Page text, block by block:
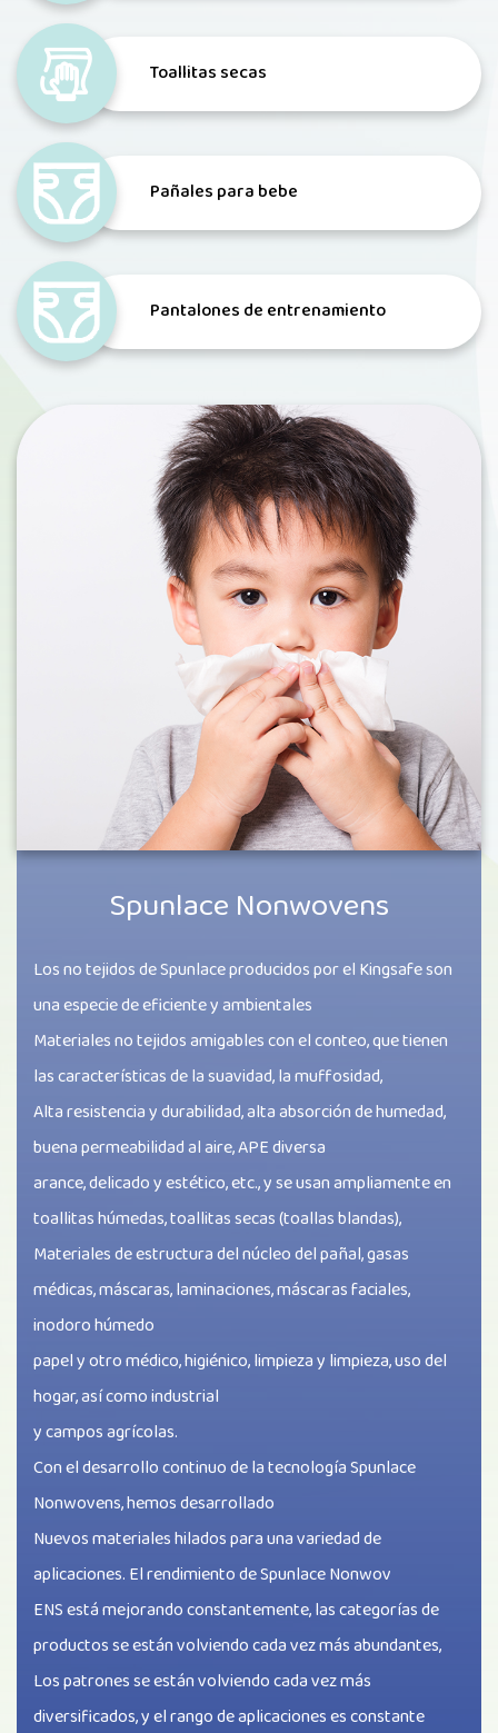
Toallitas secas
Pañales para bebe
Pantalones de entrenamiento
Spunlace Nonwovens
Los no tejidos de Spunlace producidos por el Kingsafe son
una especie de eficiente y ambientales
Materiales no tejidos amigables con el conteo, que tienen
las características de la suavidad, la muffosidad,
Alta resistencia y durabilidad, alta absorción de humedad,
buena permeabilidad al aire, APE diversa
arance, delicado y estético, etc., y se usan ampliamente en
toallitas húmedas, toallitas secas (toallas blandas),
Materiales de estructura del núcleo del pañal, gasas
médicas, máscaras, laminaciones, máscaras faciales,
inodoro húmedo
papel y otro médico, higiénico, limpieza y limpieza, uso del
hogar, así como industrial
y campos agrícolas.
Con el desarrollo continuo de la tecnología Spunlace
Nonwovens, hemos desarrollado
Nuevos materiales hilados para una variedad de
aplicaciones. El rendimiento de Spunlace Nonwov
ENS está mejorando constantemente, las categorías de
productos se están volviendo cada vez más abundantes,
Los patrones se están volviendo cada vez más
diversificados, y el rango de aplicaciones es constante